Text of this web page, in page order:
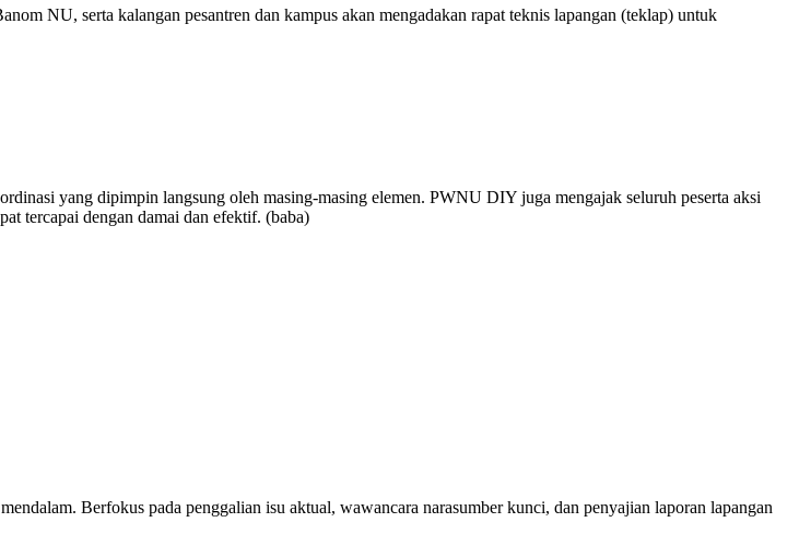
NU, serta kalangan pesantren dan kampus akan mengadakan rapat teknis lapangan (teklap) untuk
yang dipimpin langsung oleh masing-masing elemen. PWNU DIY juga mengajak seluruh peserta aksi
tercapai dengan damai dan efektif. (baba)
Berfokus pada penggalian isu aktual, wawancara narasumber kunci, dan penyajian laporan lapangan